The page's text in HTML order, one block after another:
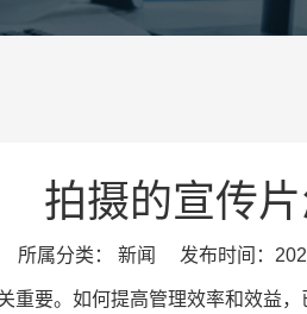
拍摄的宣传
所属分类： 新闻 发布时间：
重要。如何提高管理效率和效